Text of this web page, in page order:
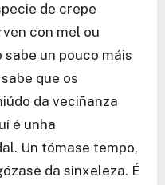
de crepe
con mel ou
sabe un pouco máis
que os
da veciñanza
é unha
Un tómase tempo,
da sinxeleza. É